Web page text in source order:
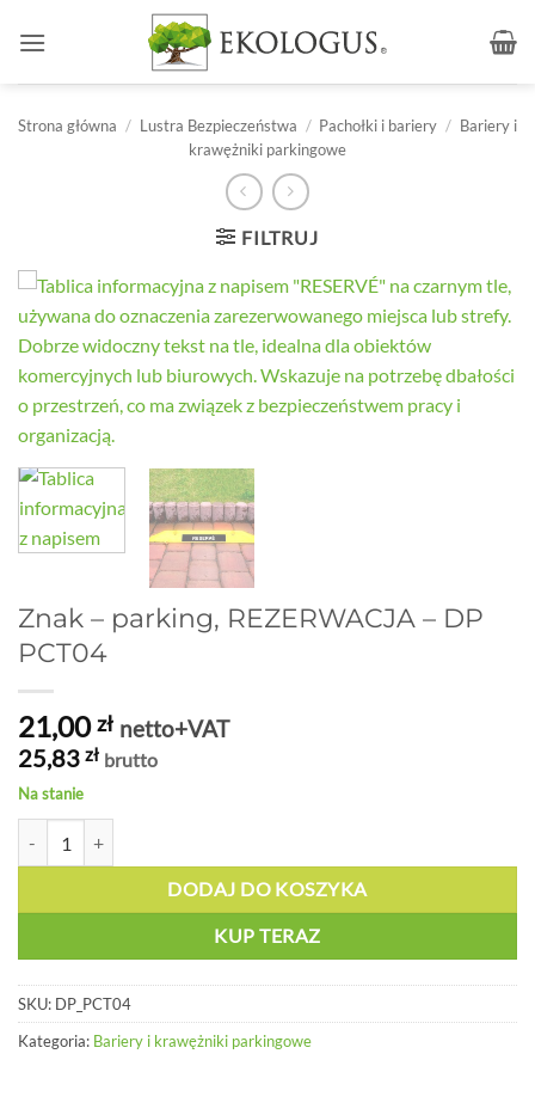
Strona główna / Lustra Bezpieczeństwa / Pachołki i bariery / Bariery i
krawężniki parkingowe
FILTRUJ
Znak – parking, REZERWACJA – DP
PCT04
21,00zł netto+VAT
25,83 zł brutto
Na stanie
DODAJ DO KOSZYKA
KUP TERAZ
SKU: DP_PCT04
Kategoria: Bariery i krawężniki parkingowe